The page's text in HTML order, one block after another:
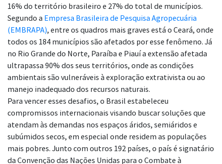
16% do território brasileiro e 27% do total de municípios.
Segundo a Empresa Brasileira de Pesquisa Agropecuária
(EMBRAPA), entre os quadros mais graves está o Ceará, onde
todos os 184 municípios são afetados por esse fenômeno. Já
no Rio Grande do Norte, Paraíba e Piauí a extensão afetada
ultrapassa 90% dos seus territórios, onde as condições
ambientais são vulneráveis à exploração extrativista ou ao
manejo inadequado dos recursos naturais.
Para vencer esses desafios, o Brasil estabeleceu
compromissos internacionais visando buscar soluções que
atendam às demandas nos espaços áridos, semiáridos e
subúmidos secos, em especial onde residem as populações
mais pobres. Junto com outros 192 países, o país é signatário
da Convenção das Nações Unidas para o Combate à